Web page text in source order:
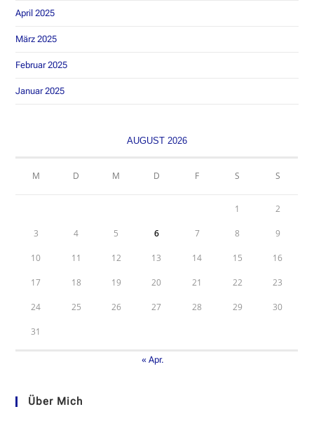
April 2025
März 2025
Februar 2025
Januar 2025
AUGUST 2026
M D M D F S S
1 2
3 4 5 6 7 8 9
10 11 12 13 14 15 16
17 18 19 20 21 22 23
24 25 26 27 28 29 30
31
« Apr.
Über Mich